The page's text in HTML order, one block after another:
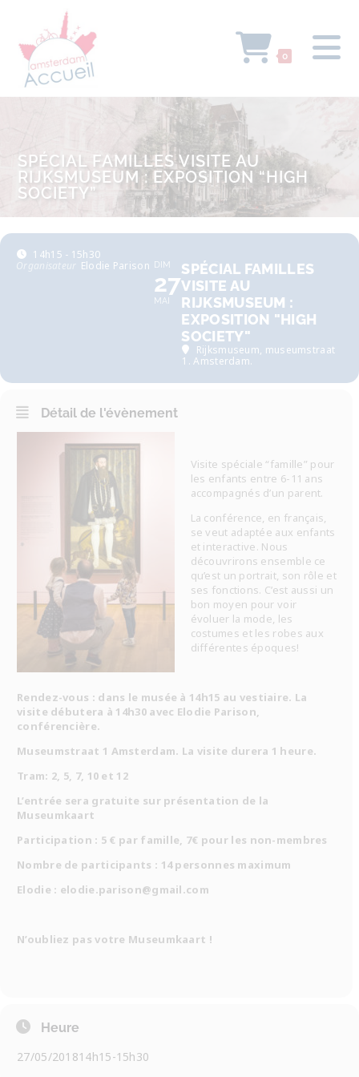
0
SPÉCIAL FAMILLES VISITE AU
RIJKSMUSEUM : EXPOSITION “HIGH
SOCIETY”
14h15 - 15h30
Organisateur Elodie Parison DIM
27
MAI
SPÉCIAL FAMILLES
VISITE AU
RIJKSMUSEUM :
EXPOSITION "HIGH
SOCIETY"
Rijksmuseum, museumstraat
1. Amsterdam.
Détail de l'évènement
Visite spéciale “famille” pour
les enfants entre 6-11 ans
accompagnés d’un parent.
La conférence, en français,
se veut adaptée aux enfants
et interactive. Nous
découvrirons ensemble ce
qu’est un portrait, son rôle et
ses fonctions. C’est aussi un
bon moyen pour voir
évoluer la mode, les
costumes et les robes aux
différentes époques!
Rendez-vous : dans le musée à 14h15 au vestiaire. La
visite débutera à 14h30 avec Elodie Parison,
conférencière.
Museumstraat 1 Amsterdam. La visite durera 1 heure.
Tram: 2, 5, 7, 10 et 12
L’entrée sera gratuite sur présentation de la
Museumkaart
Participation : 5 € par famille, 7€ pour les non-membres
Nombre de participants : 14 personnes maximum
Elodie : elodie.parison@gmail.com
N’oubliez pas votre Museumkaart !
Heure
27/05/201814h15-15h30